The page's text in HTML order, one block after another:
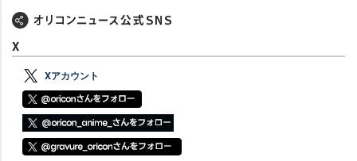
X
Xアカウント